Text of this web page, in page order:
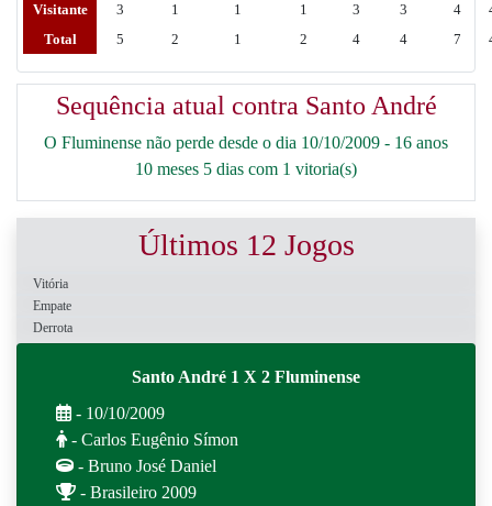
Visitante
3 1 1 1 3 3 4
Total
5 2 1 2 4 4 7
Sequência atual contra Santo André
O Fluminense não perde desde o dia 10/10/2009 - 16 anos
10 meses 5 dias com 1 vitoria(s)
Últimos 12 Jogos
Vitória
Empate
Derrota
Santo André 1 X 2 Fluminense
- 10/10/2009
- Carlos Eugênio Símon
- Bruno José Daniel
- Brasileiro 2009